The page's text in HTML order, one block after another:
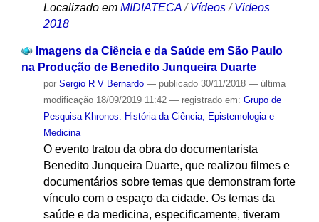
Localizado em MIDIATECA /Vídeos /Videos
2018
Imagens da Ciência e da Saúde em São Paulo
na Produção de Benedito Junqueira Duarte
por Sergio R V Bernardo — publicado30/11/2018 — última
modificação18/09/2019 11:42 — registrado em: Grupo de
Pesquisa Khronos: História da Ciência, Epistemologia e
Medicina
O evento tratou da obra do documentarista
Benedito Junqueira Duarte, que realizou filmes e
documentários sobre temas que demonstram forte
vínculo com o espaço da cidade. Os temas da
saúde e da medicina, especificamente, tiveram